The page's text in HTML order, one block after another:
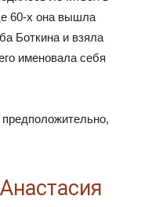
60-х она вышла
Боткина и взяла
именовала себя